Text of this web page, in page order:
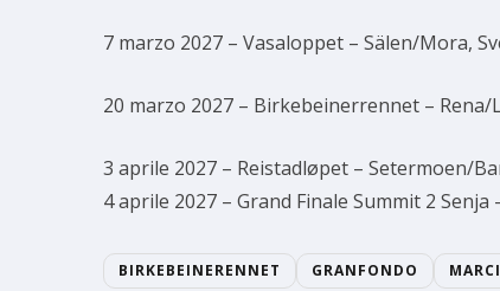
7 marzo 2027 – Vasaloppet – Sälen/Mora,
20 marzo 2027 – Birkebeinerrennet –
3 aprile 2027 – Reistadløpet – Setermoen/
4 aprile 2027 – Grand Finale Summit 2
BIRKEBEINERENNET GRANFONDO